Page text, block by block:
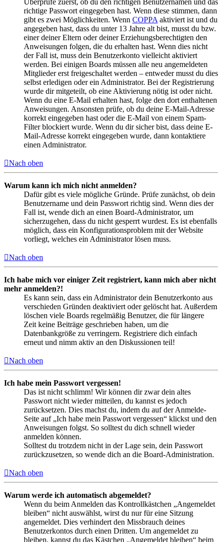
Überprüfe zuerst, ob du den richtigen Benutzernamen und das
richtige Passwort eingegeben hast. Wenn diese stimmen, dann
gibt es zwei Möglichkeiten. Wenn COPPA aktiviert ist und du
angegeben hast, dass du unter 13 Jahre alt bist, musst du bzw.
einer deiner Eltern oder deiner Erziehungsberechtigten den
Anweisungen folgen, die du erhalten hast. Wenn dies nicht
der Fall ist, muss dein Benutzerkonto vielleicht aktiviert
werden. Bei einigen Boards müssen alle neu angemeldeten
Mitglieder erst freigeschaltet werden – entweder musst du dies
selbst erledigen oder ein Administrator. Bei der Registrierung
wurde dir mitgeteilt, ob eine Aktivierung nötig ist oder nicht.
Wenn du eine E-Mail erhalten hast, folge den dort enthaltenen
Anweisungen. Ansonsten prüfe, ob du deine E-Mail-Adresse
korrekt eingegeben hast oder die E-Mail von einem Spam-
Filter blockiert wurde. Wenn du dir sicher bist, dass deine E-
Mail-Adresse korrekt eingegeben wurde, dann kontaktiere
einen Administrator.
Nach oben
Warum kann ich mich nicht anmelden?
Dafür gibt es viele mögliche Gründe. Prüfe zunächst, ob dein
Benutzername und dein Passwort richtig sind. Wenn dies der
Fall ist, wende dich an einen Board-Administrator, um
sicherzugehen, dass du nicht gesperrt wurdest. Es ist ebenfalls
möglich, dass ein Konfigurationsproblem mit der Website
vorliegt, welches ein Administrator lösen muss.
Nach oben
Ich habe mich vor einiger Zeit registriert, kann mich aber nicht
mehr anmelden?!
Es kann sein, dass ein Administrator dein Benutzerkonto aus
verschieden Gründen deaktiviert oder gelöscht hat. Außerdem
löschen viele Boards regelmäßig Benutzer, die für längere
Zeit keine Beiträge geschrieben haben, um die
Datenbankgröße zu verringern. Registriere dich einfach
erneut und nimm aktiv an den Diskussionen teil!
Nach oben
Ich habe mein Passwort vergessen!
Das ist nicht schlimm! Wir können dir zwar dein altes
Passwort nicht wieder mitteilen, du kannst es jedoch
zurücksetzen. Dies machst du, indem du auf der Anmelde-
Seite auf „Ich habe mein Passwort vergessen“ klickst und den
Anweisungen folgst. So solltest du dich schnell wieder
anmelden können.
Solltest du trotzdem nicht in der Lage sein, dein Passwort
zurückzusetzen, so wende dich an die Board-Administration.
Nach oben
Warum werde ich automatisch abgemeldet?
Wenn du beim Anmelden das Kontrollkästchen „Angemeldet
bleiben“ nicht auswählst, wirst du nur für eine Sitzung
angemeldet. Dies verhindert den Missbrauch deines
Benutzerkontos durch einen Dritten. Um angemeldet zu
bleiben, kannst du das Kästchen „Angemeldet bleiben“ beim